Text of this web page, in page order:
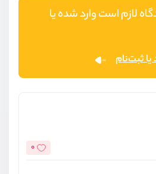
لازم است وارد شده یا
یا ثبت‌نام
0